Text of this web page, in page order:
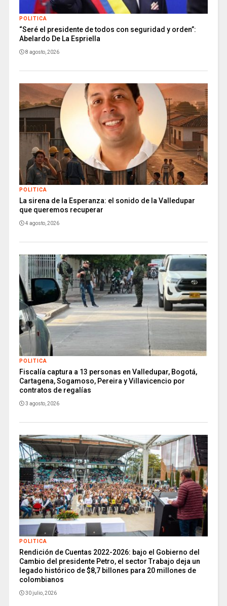
POLITICA
“Seré el presidente de todos con seguridad y orden”:
Abelardo De La Espriella
8 agosto, 2026
POLITICA
La sirena de la Esperanza: el sonido de la Valledupar
que queremos recuperar
4 agosto, 2026
POLITICA
Fiscalía captura a 13 personas en Valledupar, Bogotá,
Cartagena, Sogamoso, Pereira y Villavicencio por
contratos de regalías
3 agosto, 2026
POLITICA
Rendición de Cuentas 2022-2026: bajo el Gobierno del
Cambio del presidente Petro, el sector Trabajo deja un
legado histórico de $8,7 billones para 20 millones de
colombianos
30 julio, 2026